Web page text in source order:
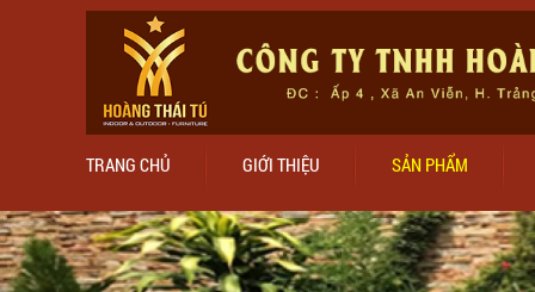
TRANG CHỦ GIỚI THIỆU SẢN PHẨM